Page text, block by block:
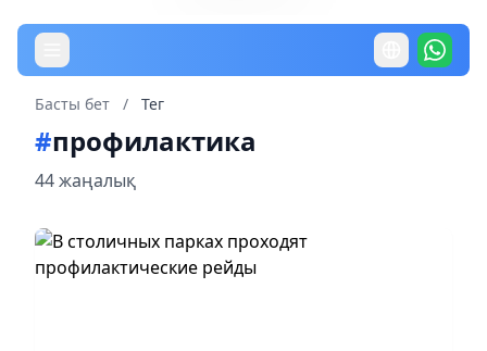
Басты бет / Тег
#профилактика
44 жаңалық